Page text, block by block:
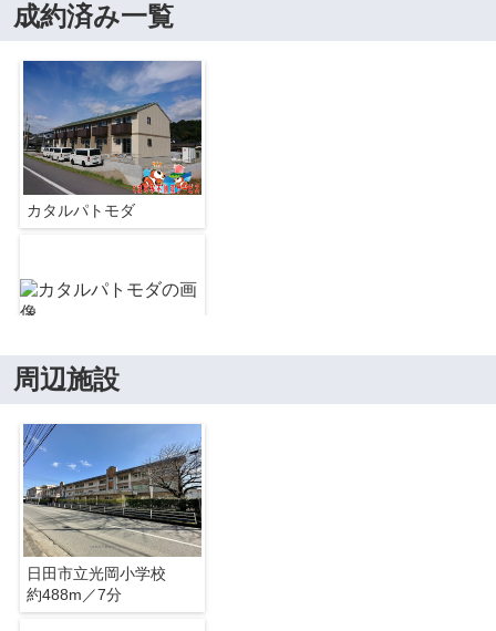
成約済み一覧
カタルパトモダ
カタルパトモダ
カタルパトモダ
周辺施設
日田市立光岡小学校
約488m／7分